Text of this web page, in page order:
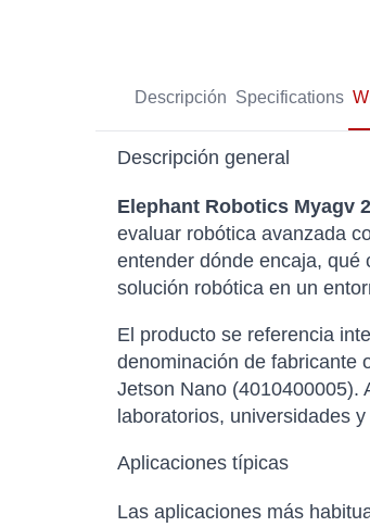
Descripción Specifications
Descripción general
Elephant Robotics Myagv
evaluar robótica avanzada
entender dónde encaja, qué
solución robótica en un
El producto se referencia
denominación de fabricante
Jetson Nano (4010400005).
laboratorios, universidades
Aplicaciones típicas
Las aplicaciones más